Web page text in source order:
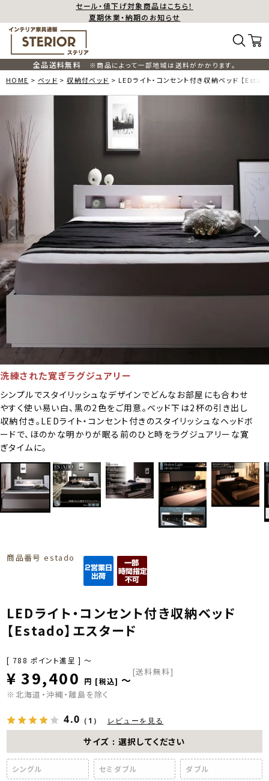
セール・値下げ対象商品はこちら！
夏期休業・納期のお知らせ
全品送料無料
※商品によって一部地域は送料がかかります。
HOME
ベッド 収納付ベッド LEDライト・コンセント付き収納ベッド 【
洗練された寛ぎラグジュアリー
シンプルでスタイリッシュなデザインでどんなお部屋にも合わせ
やすく使い易い白、黒の2色をご用意。ベッド下は2杯の引き出し
収納付き。LEDライト・コンセント付きのスタイリッシュなヘッドボ
ードで、ほのかな明かりが眠る前のひと時をラグジュアリーな寛
ぎタイムに。
商品番号 estado
LEDライト・コンセント付き収納ベッド
【Estado】エスタード
[ 788 ポイント進呈 ] 〜
¥ 39,400 税込 〜
[送料無料]
※北海道・沖縄・離島を除く
4.0 （1） レビューを見る
サイズ 選択してください
シングル セミダブル ダブル